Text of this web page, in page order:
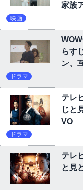
家族
映画
らす
ン、
ドラマ
テレ
じと
VO
ドラマ
テレ
と見